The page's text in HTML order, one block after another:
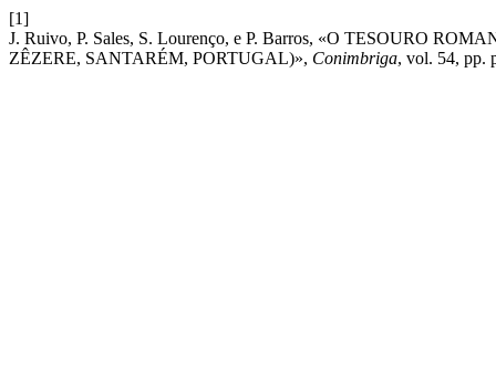
[1]
J. Ruivo, P. Sales, S. Lourenço, e P. Barros, «O TESOURO
ZÊZERE, SANTARÉM, PORTUGAL)», Conimbriga, vol. 54, pp.